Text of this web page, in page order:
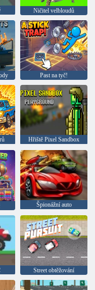
Ničitel velbloudů
Past na tyč!
Hřiště Pixel Sandbox
Špionážní auto
Street obtěžování